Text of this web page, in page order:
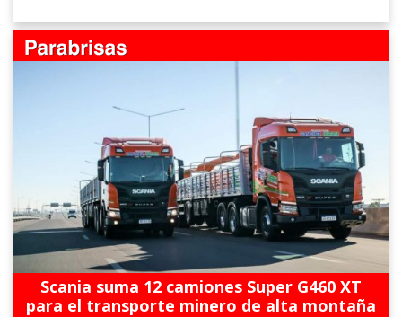
Scania suma 12 camiones Super G460 XT
para el transporte minero de alta montaña